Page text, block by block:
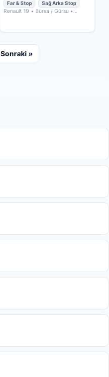
Far & Stop Sağ Arka Stop
Renault 19 • Bursa / Gürsu •
Sonraki »